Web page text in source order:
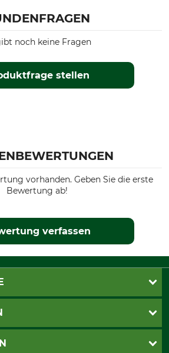
stellen
noch keine Fragen
vorhanden. Geben Sie die erste
Bewertung ab!
verfassen